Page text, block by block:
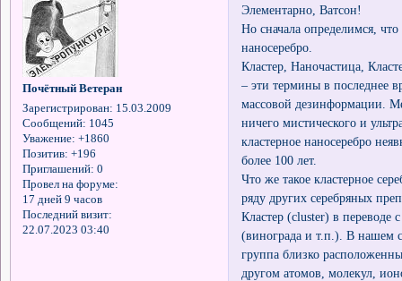
Почётный Ветеран
Зарегистрирован: 15.03.2009
Сообщений: 1045
Уважение: +1860
Позитив: +196
Приглашений: 0
Провел на форуме:
17 дней 9 часов
Последний визит:
22.07.2023 03:40
Элементарно, Ватсон!
Но сначала определимся,
наносеребро.
Кластер, Наночастица,
– эти термины в последнее
массовой дезинформации.
ничего мистического и
кластерное наносеребро
более 100 лет.
Что же такое кластерное
ряду других серебряных
Кластер (cluster) в переводе
(винограда и т.п.). В нашем
группа близко
другом атомов, молекул,